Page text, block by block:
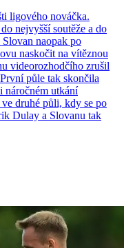
ligového nováčka.
nejvyšší soutěže a do
naopak po
naskočit na vítěznou
videorozhodčího zrušil
půle tak skončila
náročném utkání
druhé půli, kdy se po
Dulay a Slovanu tak